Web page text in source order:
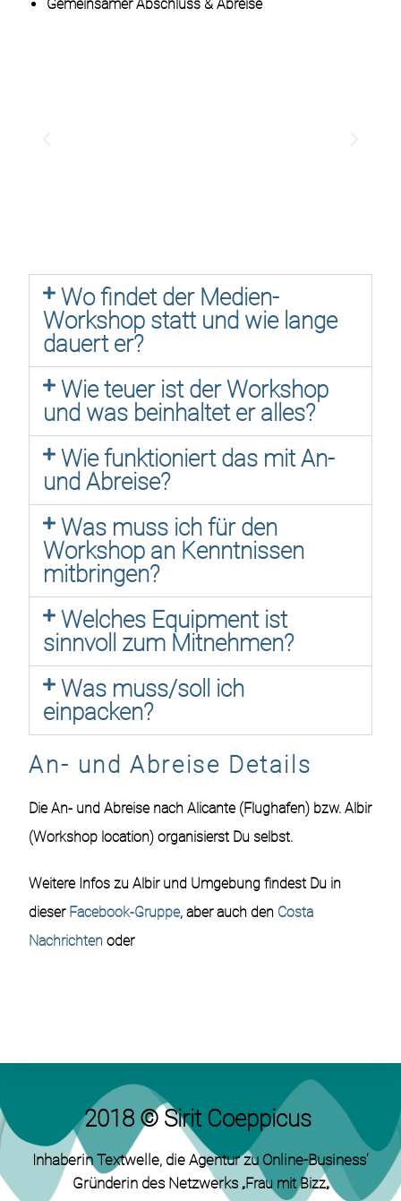
Gemeinsamer Abschluss & Abreise
Wo findet der Medien-
Workshop statt und wie lange
dauert er?
Wie teuer ist der Workshop
und was beinhaltet er alles?
Wie funktioniert das mit An-
und Abreise?
Was muss ich für den
Workshop an Kenntnissen
mitbringen?
Welches Equipment ist
sinnvoll zum Mitnehmen?
Was muss/soll ich
einpacken?
An- und Abreise Details
Die An- und Abreise nach Alicante (Flughafen) bzw. Albir
(Workshop location) organisierst Du selbst.
Weitere Infos zu Albir und Umgebung findest Du in
dieser Facebook-Gruppe, aber auch den Costa
Nachrichten oder
2018 © Sirit Coeppicus
Inhaberin Textwelle, die Agentur zu Online-Business‘
Gründerin des Netzwerks „Frau mit Bizz„